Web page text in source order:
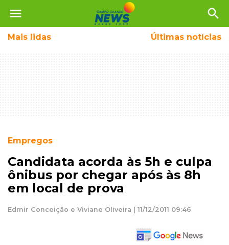
menu search
Mais lidas Últimas notícias
Empregos
Candidata acorda às 5h e culpa
ônibus por chegar após às 8h
em local de prova
Edmir Conceição e Viviane Oliveira | 11/12/2011 09:46